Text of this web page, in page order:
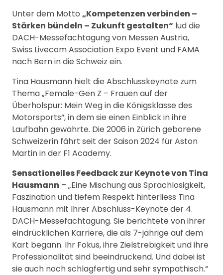
Unter dem Motto „Kompetenzen verbinden –
Stärken bündeln – Zukunft gestalten“ lud die
DACH-Messefachtagung von Messen Austria,
Swiss Livecom Association Expo Event und FAMA
nach Bern in die Schweiz ein.
Tina Hausmann hielt die Abschlusskeynote zum
Thema „Female-Gen Z – Frauen auf der
Überholspur: Mein Weg in die Königsklasse des
Motorsports“, in dem sie einen Einblick in ihre
Laufbahn gewährte. Die 2006 in Zürich geborene
Schweizerin fährt seit der Saison 2024 für Aston
Martin in der F1 Academy.
Sensationelles Feedback zur Keynote von Tina
Hausmann – „Eine Mischung aus Sprachlosigkeit,
Faszination und tiefem Respekt hinterliess Tina
Hausmann mit Ihrer Abschluss-Keynote der 4.
DACH-Messefachtagung. Sie berichtete von ihrer
eindrücklichen Karriere, die als 7-jährige auf dem
Kart begann. Ihr Fokus, ihre Zielstrebigkeit und ihre
Professionalität sind beeindruckend. Und dabei ist
sie auch noch schlagfertig und sehr sympathisch.“